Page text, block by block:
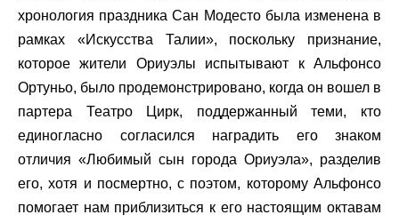
хронология праздника Сан Модесто была изменена в
рамках «Искусства Талии», поскольку признание,
которое жители Ориуэлы испытывают к Альфонсо
Ортуньо, было продемонстрировано, когда он вошел в
партера Театро Цирк, поддержанный теми, кто
единогласно согласился наградить его знаком
отличия «Любимый сын города Ориуэла», разделив
его, хотя и посмертно, с поэтом, которому Альфонсо
помогает нам приблизиться к его настоящим октавам